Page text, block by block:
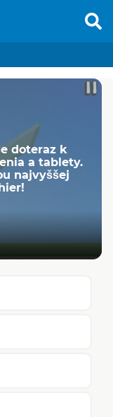
doteraz k
a tablety.
najvyššej